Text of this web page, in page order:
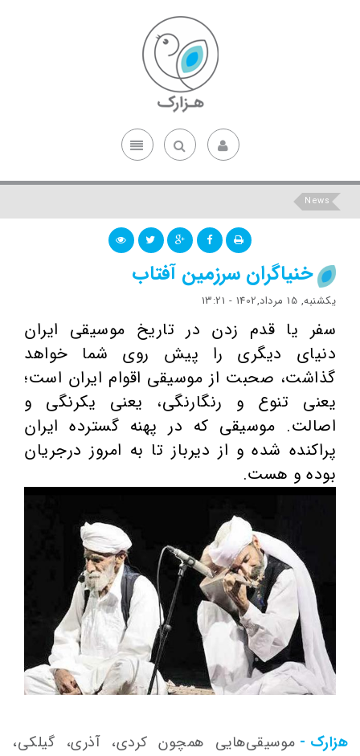
News
خنیاگران سرزمین آفتاب
یکشنبه, 15 مرداد,1402 - 13:21
سفر یا قدم زدن در تاریخ موسیقی ایران
دنیای دیگری را پیش روی شما خواهد
گذاشت، صحبت از موسیقی اقوام ایران است؛
یعنی تنوع و رنگارنگی، یعنی یکرنگی و
اصالت. موسیقی که در پهنه گسترده ایران
پراکنده شده و از دیرباز تا به امروز درجریان
بوده و هست.
هزارک - موسیقی‌هایی همچون کردی، آذری، گیلکی،